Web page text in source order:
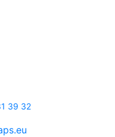
39 32